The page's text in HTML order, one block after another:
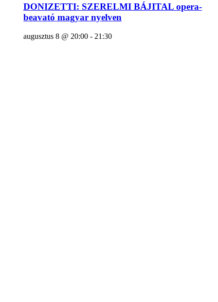
DONIZETTI: SZERELMI BÁJITAL opera-
beavató magyar nyelven
augusztus 8 @ 20:00 - 21:30